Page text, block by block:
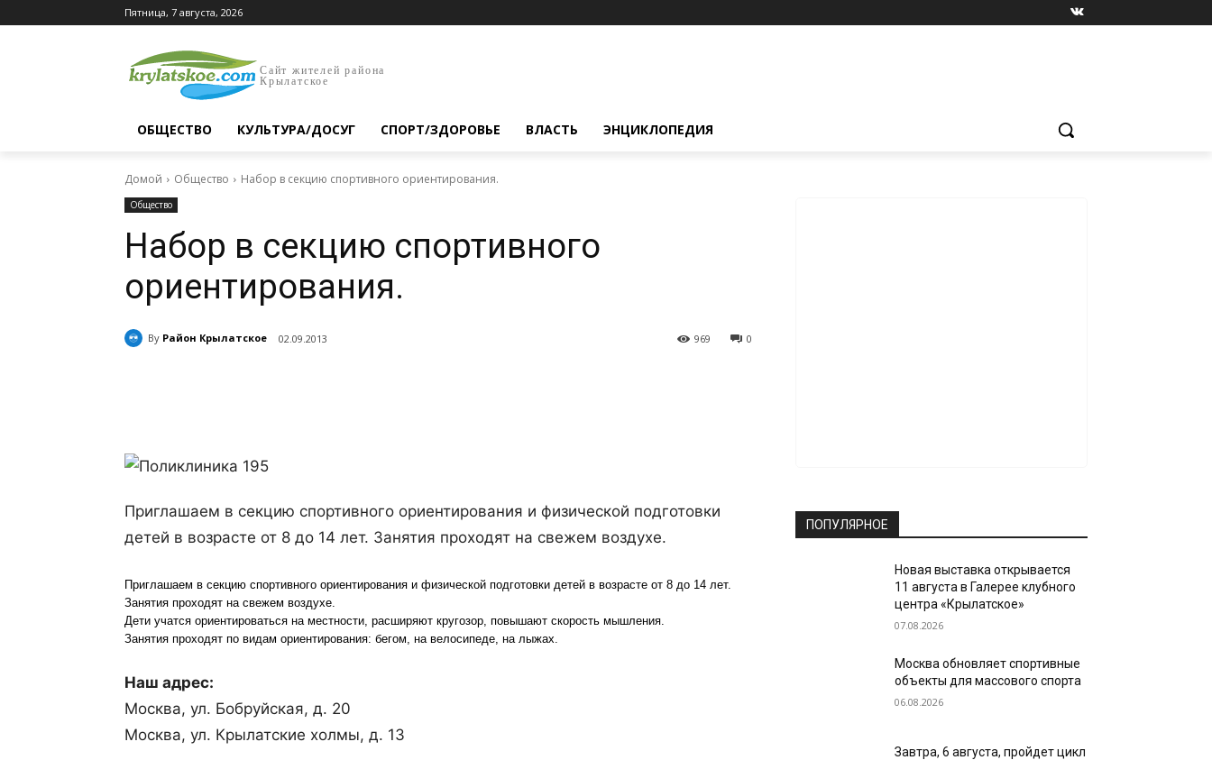
Пятница, 7 августа, 2026
Сайт жителей района
Крылатское
ОБЩЕСТВО КУЛЬТУРА/ДОСУГ СПОРТ/ЗДОРОВЬЕ ВЛАСТЬ ЭНЦИКЛОПЕДИЯ
Домой Общество Набор в секцию спортивного ориентирования.
Общество
Набор в секцию спортивного
ориентирования.
By Район Крылатское 02.09.2013 0
969
Приглашаем в секцию спортивного ориентирования и физической подготовки
детей в возрасте от 8 до 14 лет. Занятия проходят на свежем воздухе.
Приглашаем в секцию спортивного ориентирования и физической подготовки детей в возрасте от 8 до 14 лет.
Занятия проходят на свежем воздухе.
Дети учатся ориентироваться на местности, расширяют кругозор, повышают скорость мышления.
Занятия проходят по видам ориентирования: бегом, на велосипеде, на лыжах.
Наш адрес:
Москва, ул. Бобруйская, д. 20
Москва, ул. Крылатские холмы, д. 13
ПОПУЛЯРНОЕ
Новая выставка открывается
11 августа в Галерее клубного
центра «Крылатское»
07.08.2026
Москва обновляет спортивные
объекты для массового спорта
06.08.2026
Завтра, 6 августа, пройдет цикл